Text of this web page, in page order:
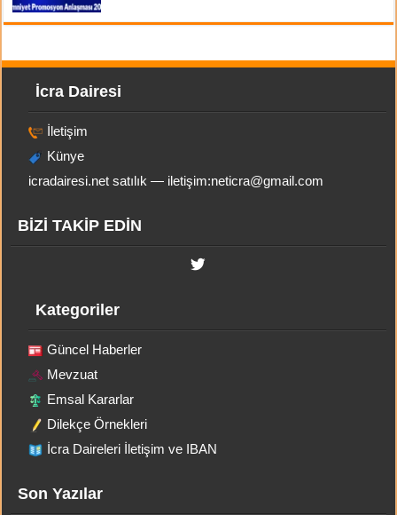
İcra Dairesi
İletişim
Künye
icradairesi.net satılık — iletişim:neticra@gmail.com
BİZİ TAKİP EDİN
Kategoriler
Güncel Haberler
Mevzuat
Emsal Kararlar
Dilekçe Örnekleri
İcra Daireleri İletişim ve IBAN
Son Yazılar